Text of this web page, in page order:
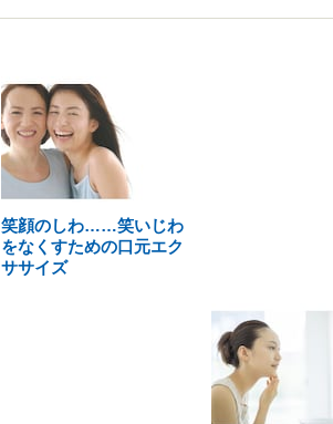
笑顔のしわ……笑いじわ
をなくすための口元エク
ササイズ